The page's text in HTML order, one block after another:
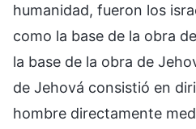
humanidad, fueron los
como la base de la obra
la base de la obra de
de Jehová consistió en
hombre directamente